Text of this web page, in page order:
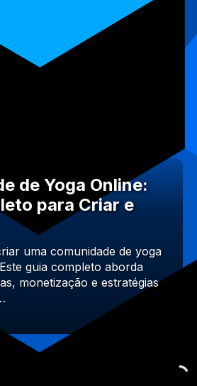
de Yoga Online:
para Criar e
uma comunidade de yoga
guia completo aborda
monetização e estratégias